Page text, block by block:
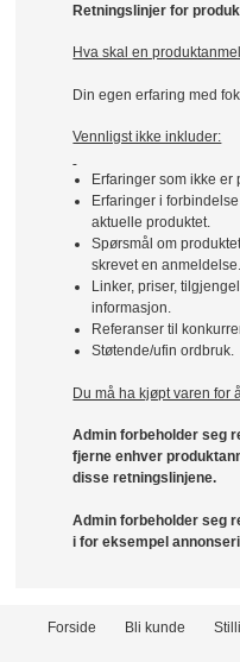
Retningslinjer for
Hva skal en
Din egen erfaring med
Vennligst ikke inkluder:
Erfaringer som ikke er
Erfaringer i
aktuelle produktet.
Spørsmål om
skrevet en
Linker, priser,
informasjon.
Referanser til
Støtende/ufin ordbruk.
Du må ha kjøpt varen for
Admin forbeholder seg
fjerne enhver
disse retningslinjene.
Admin forbeholder seg
i for eksempel
Forside Bli kunde